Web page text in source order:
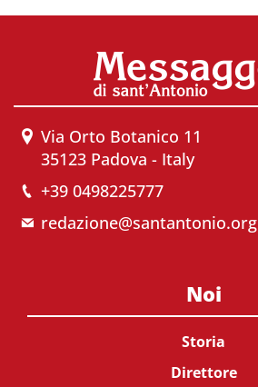
Via Orto Botanico 11
35123 Padova - Italy
+39 0498225777
redazione@santantonio.org
Noi
Storia
Direttore